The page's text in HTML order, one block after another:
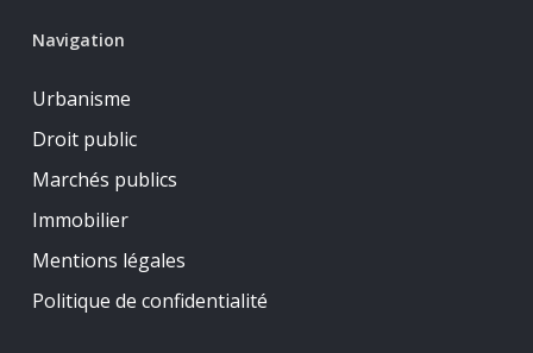
Navigation
Urbanisme
Droit public
Marchés publics
Immobilier
Mentions légales
Politique de confidentialité